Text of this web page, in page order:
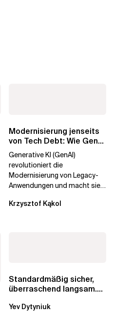
Modernisierung jenseits
von Tech Debt: Wie GenAI
die
Generative KI (GenAI)
revolutioniert die
Modernisierung von Legacy-
Anwendungen und macht sie
Durch die Automatisierung...
Krzysztof Kąkol
Standardmäßig sicher,
überraschend langsam.
über die RDS...
Yev Dytyniuk